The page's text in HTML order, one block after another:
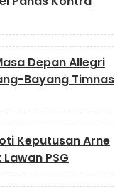
Depan Allegri
Bayang Timnas
Keputusan Arne
PSG